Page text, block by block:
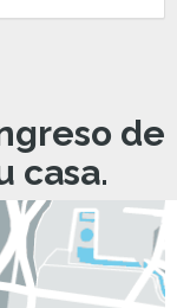
de
casa.